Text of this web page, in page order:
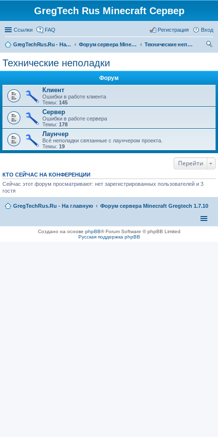
GregTech Rus Minecraft Сервер
Ссылки FAQ Вход
Регистрация
GregTechRus.Ru - На главную Форум сервера Minecraft Gregtech 1.7.10
Технические неполадки
Технические неполадки
Форум
Клиент
Ошибки в работе клиента
Темы: 145
Сервер
Ошибки в работе сервера
Темы: 178
Лаунчер
Всё неполадки связанные с лаунчером проекта.
Темы: 19
Перейти
КТО СЕЙЧАС НА КОНФЕРЕНЦИИ
Сейчас этот форум просматривают: нет зарегистрированных пользователей и 3
гостя
GregTechRus.Ru - На главную Форум сервера Minecraft Gregtech 1.7.10
Создано на основе phpBB® Forum Software © phpBB Limited
Русская поддержка phpBB